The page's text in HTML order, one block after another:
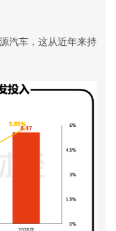
汽车，这从近年来持